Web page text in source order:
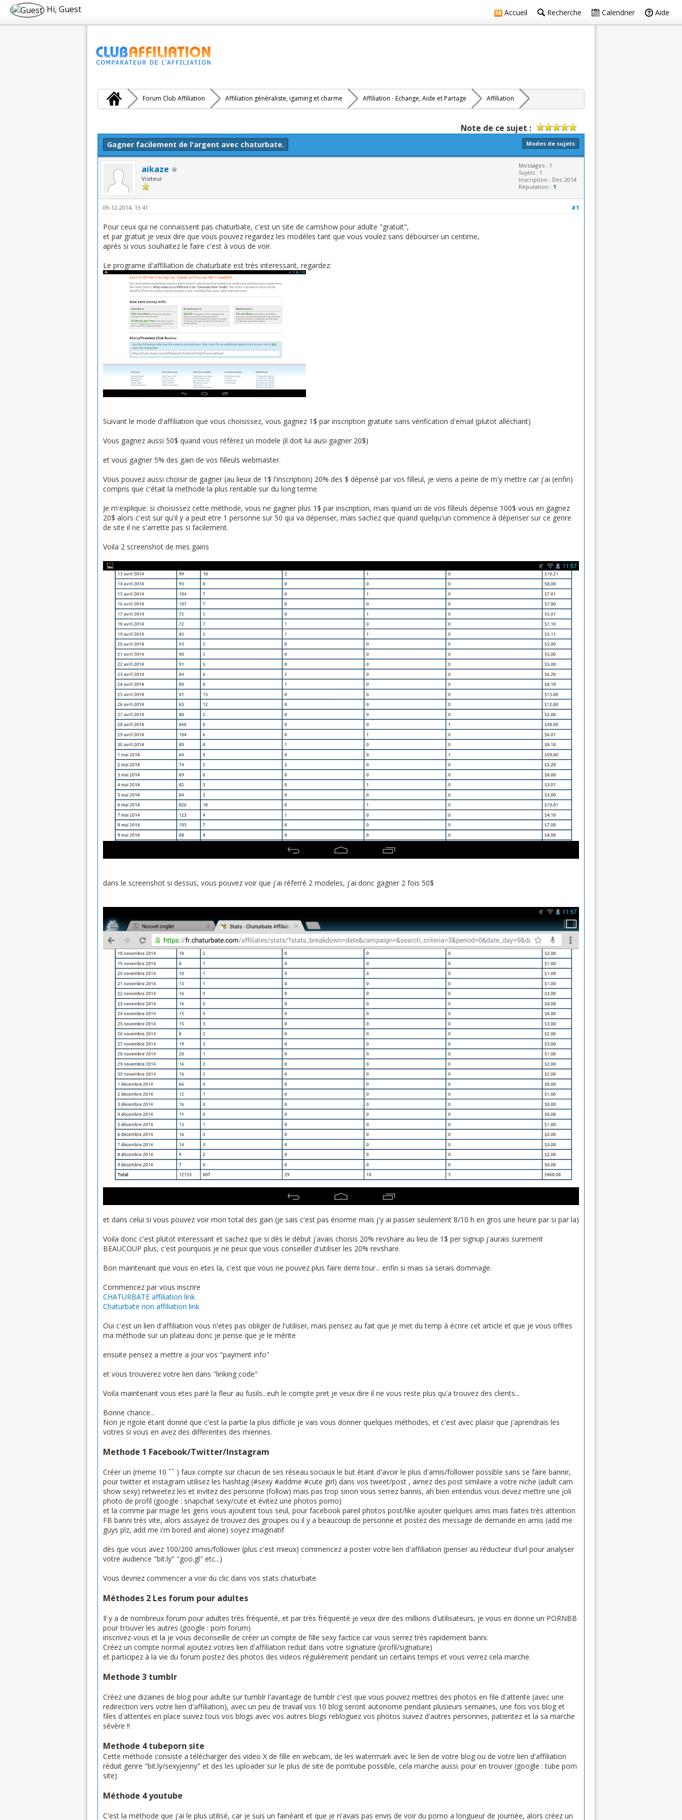
Accueil Recherche Calendrier Aide
Hi, Guest
Forum Club Affiliation Affiliation généraliste, igaming et charme Affiliation - Echange, Aide et Partage Affiliation
Note de ce sujet :
Modes de sujets
Gagner facilement de l'argent avec chaturbate.
aikaze
Visiteur
Messages : 1
Sujets : 1
Inscription : Dec 2014
Réputation : 1
#1
09-12-2014, 13:41
Pour ceux qui ne connaissent pas chaturbate, c'est un site de camshow pour adulte "gratuit",
et par gratuit je veux dire que vous pouvez regardez les modèles tant que vous voulez sans débourser un centime,
après si vous souhaitez le faire c'est à vous de voir.
Le programe d'affiliation de chaturbate est très interessant, regardez:
Suivant le mode d'affiliation que vous choisissez, vous gagnez 1$ par inscription gratuite sans vérification d'email (plutot alléchant)
Vous gagnez aussi 50$ quand vous référez un modele (il doit lui ausi gagner 20$)
et vous gagner 5% des gain de vos filleuls webmaster.
Vous pouvez aussi choisir de gagner (au lieux de 1$ l'inscription) 20% des $ dépensé par vos filleul, je viens a peine de m'y mettre car j'ai (enfin)
compris que c'était la methode la plus rentable sur du long terme.
Je m'explique: si choisissez cette méthode, vous ne gagner plus 1$ par inscription, mais quand un de vos filleuls dépense 100$ vous en gagnez
20$ alors c'est sur qu'il y a peut etre 1 personne sur 50 qui va dépenser, mais sachez que quand quelqu'un commence à dépenser sur ce genre
de site il ne s'arrette pas si facilement.
Voila 2 screenshot de mes gains
dans le screenshot si dessus, vous pouvez voir que j'ai réferré 2 modeles, j'ai donc gagner 2 fois 50$
et dans celui si vous pouvez voir mon total des gain (je sais c'est pas énorme mais j'y ai passer seulement 8/10 h en gros une heure par si par la)
Voila donc c'est plutot interessant et sachez que si dès le début j'avais choisis 20% revshare au lieu de 1$ per signup j'aurais surement
BEAUCOUP plus, c'est pourquois je ne peux que vous conseiller d'utiliser les 20% revshare.
Bon maintenant que vous en etes la, c'est que vous ne pouvez plus faire demi tour... enfin si mais sa serais dommage.
Commencez par vous inscrire
CHATURBATE affiliation link
Chaturbate non affiliation link
Oui c'est un lien d'affiliation vous n'etes pas obliger de l'utiliser, mais pensez au fait que je met du temp à écrire cet article et que je vous offres
ma méthode sur un plateau donc je pense que je le mérite
ensuite pensez a mettre a jour vos "payment info"
et vous trouverez votre lien dans "linking code"
Voila maintenant vous etes paré la fleur au fusils...euh le compte pret je veux dire il ne vous reste plus qu'a trouvez des clients...
Bonne chance...
Non je rigole étant donné que c'est la partie la plus difficile je vais vous donner quelques méthodes, et c'est avec plaisir que j'aprendrais les
votres si vous en avez des differentes des miennes.
Methode 1 Facebook/Twitter/Instagram
Créer un (meme 10 ˆˆ ) faux compte sur chacun de ses réseau sociaux le but étant d'avoir le plus d'amis/follower possible sans se faire bannir,
pour twitter et instagram utilisez les hashtag (#sexy #addme #cute girl) dans vos tweet/post , aimez des post similaire a votre niche (adult cam
show sexy) retweetez les et invitez des personne (follow) mais pas trop sinon vous serrez bannis, ah bien entendus vous devez mettre une joli
photo de profil (google : snapchat sexy/cute et évitez une photos porno)
et la comme par magie les gens vous ajoutent tous seul, pour facebook pareil photos post/like ajouter quelques amis mais faites très attention
FB banni très vite, alors assayez de trouvez des groupes ou il y a beaucoup de personne et postez des message de demande en amis (add me
guys plz, add me i'm bored and alone) soyez imaginatif
dès que vous avez 100/200 amis/follower (plus c'est mieux) commencez a poster votre lien d'affiliation (penser au réducteur d'url pour analyser
votre audience "bit.ly" "goo.gl" etc...)
Vous devriez commencer a voir du clic dans vos stats chaturbate.
Méthodes 2 Les forum pour adultes
Il y a de nombreux forum pour adultes très fréquenté, et par très fréquenté je veux dire des millions d'utilisateurs, je vous en donne un PORNBB
pour trouver les autres (google : porn forum)
inscrivez-vous et la je vous deconseille de créer un compte de fille sexy factice car vous serrez très rapidement banni.
Créez un compte normal ajoutez votres lien d'affiliation reduit dans votre signature (profil/signature)
et participez à la vie du forum postez des photos des videos régulièrement pendant un certains temps et vous verrez cela marche.
Methode 3 tumblr
Créez une dizaines de blog pour adulte sur tumblr l'avantage de tumblr c'est que vous pouvez mettres des photos en file d'attente (avec une
redirection vers votre lien d'affiliation), avec un peu de travail vos 10 blog seront autonome pendant plusieurs semaines, une fois vos blog et
files d'attentes en place suivez tous vos blogs avec vos autres blogs rebloguez vos photos suivez d'autres personnes, patientez et la sa marche
sévère !!
Methode 4 tubeporn site
Cette méthode consiste a télécharger des video X de fille en webcam, de les watermark avec le lien de votre blog ou de votre lien d'affiliation
réduit genre "bit.ly/sexyjenny" et des les uploader sur le plus de site de porntube possible, cela marche aussi. pour en trouver (google : tube porn
site)
Méthode 4 youtube
C'est la méthode que j'ai le plus utilisé, car je suis un fainéant et que je n'avais pas envis de voir du porno a longueur de journée, alors créez un